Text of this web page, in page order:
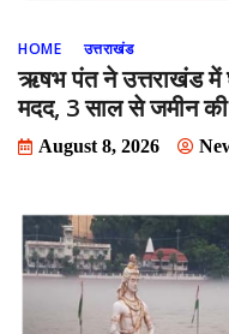
HOME उत्तराखंड
ऋषभ पंत ने उत्तराखंड में
मदद, 3 साल से जमीन
August 8, 2026